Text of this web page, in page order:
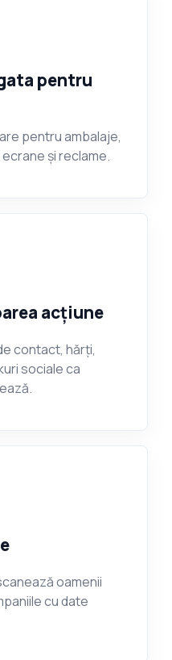
pentru
pentru ambalaje,
și reclame.
acțiune
contact, hărți,
sociale ca
oamenii
cu date